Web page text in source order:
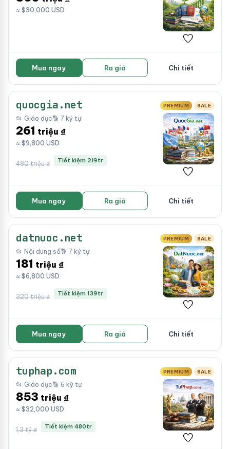
≈ $30,000 USD
🤍
Mua ngay Ra giá Chi tiết
quocgia.net PREMIUM SALE
📂 Giáo dục🔡 7 ký tự
261 triệu ₫
≈ $9,800 USD
480 triệu ₫ Tiết kiệm 219tr
🤍
Mua ngay Ra giá Chi tiết
datnuoc.net PREMIUM SALE
📂 Nội dung số🔡 7 ký tự
181 triệu ₫
≈ $6,800 USD
320 triệu ₫ Tiết kiệm 139tr
🤍
Mua ngay Ra giá Chi tiết
tuphap.com PREMIUM SALE
📂 Giáo dục🔡 6 ký tự
853 triệu ₫
≈ $32,000 USD
1,3 tỷ ₫ Tiết kiệm 480tr
🤍